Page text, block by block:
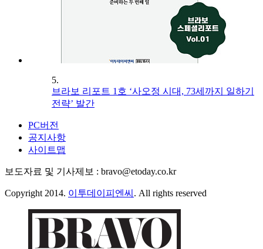
5.
브라보 리포트 1호 ‘사오정 시대, 73세까지 일하기
전략’ 발간
PC버전
공지사항
사이트맵
보도자료 및 기사제보 : bravo@etoday.co.kr
Copyright 2014. 이투데이피엔씨 . All rights reserved